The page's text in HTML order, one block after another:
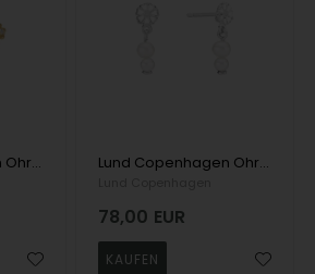
Lund Copenhagen Ohrring, model 3091361-4-33 Lund Copenhagen Ohrring, model 9095074-4-33-H
78,00 EUR